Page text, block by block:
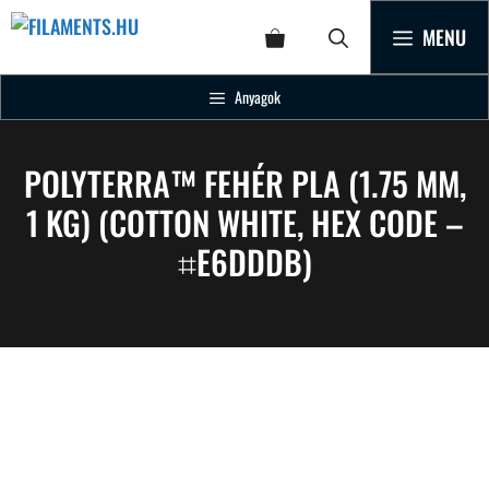
MENU
Anyagok
POLYTERRA™ FEHÉR PLA (1.75 MM,
1 KG) (COTTON WHITE, HEX CODE –
⌗E6DDDB)